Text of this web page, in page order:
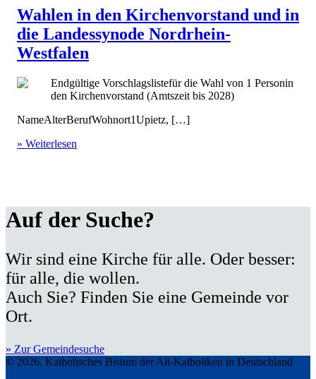
Wahlen in den Kirchenvorstand und in
die Landessynode Nordrhein-
Westfalen
Endgültige Vorschlagslistefür die Wahl von 1 Personin
den Kirchenvorstand (Amtszeit bis 2028)
NameAlterBerufWohnort1Upietz, […]
» Weiterlesen
Auf der Suche?
Wir sind eine Kirche für alle. Oder besser:
für alle, die wollen.
Auch Sie? Finden Sie eine Gemeinde vor
Ort.
» Zur Gemeindesuche
© 2026, Katholisches Bistum der Alt-Katholiken in Deutschland